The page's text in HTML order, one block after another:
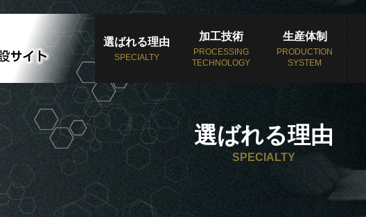
選ばれる理由
SPECIALTY
加工技術
PROCESSING
TECHNOLOGY
生産体制
PRODUCTION
SYSTEM
選ばれる理由
SPECIALTY